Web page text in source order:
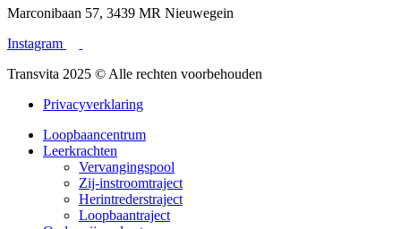
Marconibaan 57, 3439 MR Nieuwegein
Instagram
Transvita 2025 © Alle rechten voorbehouden
Privacyverklaring
Loopbaancentrum
Leerkrachten
Vervangingspool
Zij-instroomtraject
Herintrederstraject
Loopbaantraject